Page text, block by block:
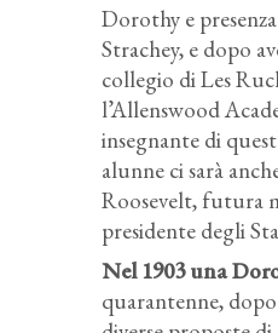
Dorothy e
Strachey, e dopo
collegio di Les
l’Allenswood
insegnante di
alunne ci sarà
Roosevelt, futura
presidente degli
Nel 1903 una
quarantenne,